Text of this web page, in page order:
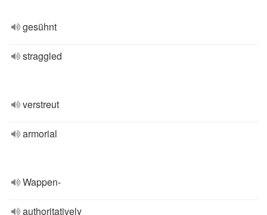
gesühnt
straggled
verstreut
armorial
Wappen-
authoritatively